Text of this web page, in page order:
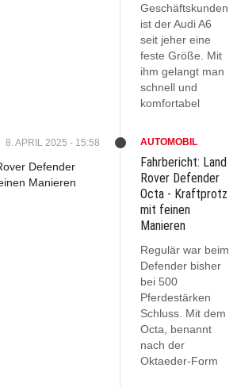
Geschäftskunden
ist der Audi A6
seit jeher eine
feste Größe. Mit
ihm gelangt man
schnell und
komfortabel
8. APRIL 2025 - 15:58 AUTOMOBIL
Fahrbericht: Land
Rover Defender
Octa - Kraftprotz
mit feinen
Manieren
Regulär war beim
Defender bisher
bei 500
Pferdestärken
Schluss. Mit dem
Octa, benannt
nach der
Oktaeder-Form